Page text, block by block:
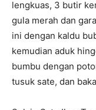
lengkuas, 3 butir
gula merah dan
ini dengan kaldu
kemudian aduk
bumbu dengan
tusuk sate, dan